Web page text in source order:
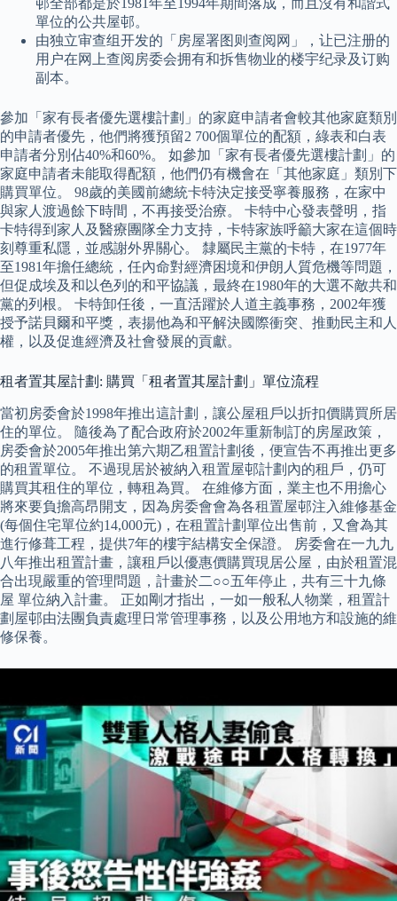
單位的公共屋邨。
由独立审查组开发的「房屋署图则查阅网」，让已注册的
用户在网上查阅房委会拥有和拆售物业的楼宇纪录及订购
副本。
參加「家有長者優先選樓計劃」的家庭申請者會較其他家庭類別
的申請者優先，他們將獲預留2 700個單位的配額，綠表和白表
申請者分別佔40%和60%。 如參加「家有長者優先選樓計劃」的
家庭申請者未能取得配額，他們仍有機會在「其他家庭」類別下
購買單位。 98歲的美國前總統卡特決定接受寧養服務，在家中
與家人渡過餘下時間，不再接受治療。 卡特中心發表聲明，指
卡特得到家人及醫療團隊全力支持，卡特家族呼籲大家在這個時
刻尊重私隱，並感謝外界關心。 隸屬民主黨的卡特，在1977年
至1981年擔任總統，任內命對經濟困境和伊朗人質危機等問題，
但促成埃及和以色列的和平協議，最終在1980年的大選不敵共和
黨的列根。 卡特卸任後，一直活躍於人道主義事務，2002年獲
授予諾貝爾和平獎，表揚他為和平解決國際衝突、推動民主和人
權，以及促進經濟及社會發展的貢獻。
租者置其屋計劃: 購買「租者置其屋計劃」單位流程
當初房委會於1998年推出這計劃，讓公屋租戶以折扣價購買所居
住的單位。 隨後為了配合政府於2002年重新制訂的房屋政策，
房委會於2005年推出第六期乙租置計劃後，便宣告不再推出更多
的租置單位。 不過現居於被納入租置屋邨計劃內的租戶，仍可
購買其租住的單位，轉租為買。 在維修方面，業主也不用擔心
將來要負擔高昂開支，因為房委會會為各租置屋邨注入維修基金
(每個住宅單位約14,000元)，在租置計劃單位出售前，又會為其
進行修葺工程，提供7年的樓宇結構安全保證。 房委會在一九九
八年推出租置計畫，讓租戶以優惠價購買現居公屋，由於租置混
合出現嚴重的管理問題，計畫於二○○五年停止，共有三十九條
屋 單位納入計畫。 正如剛才指出，一如一般私人物業，租置計
劃屋邨由法團負責處理日常管理事務，以及公用地方和設施的維
修保養。